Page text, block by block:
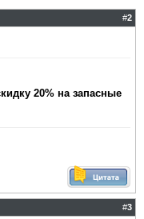
#2
20% на запасные
#3